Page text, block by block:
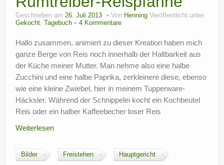
Freizeit
Wohnmobil-Technik
?
Geschrieben am 26. Juli 2013 Von Henning Veröffentlicht unter
Gekocht, Tagebuch 4 Kommentare
Hallo zusammen, animiert zu dieser Kreation haben mich
ganze Berge von Reis noch innerhalb der Haltbarkeit aus
der Küche meiner Mutter. Man nehme also eine halbe
Zucchini und eine halbe Paprika, zerkleinere diese, ebenso
wie eine kleine Zwiebel, hier in meinem Tupperware-
Häcksler. Während der Schnippelei kocht ein Kochbeutel
Reis oder ein halber Kaffeebecher loser Reis
Weiterlesen
Bilder Freistehen Hauptgericht